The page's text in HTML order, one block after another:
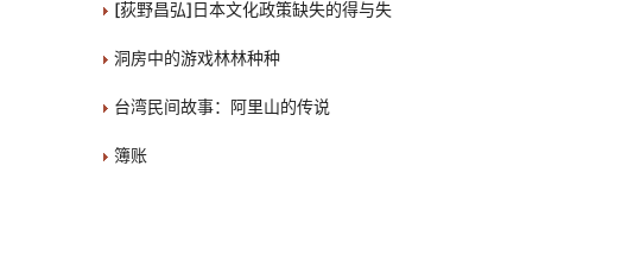
[荻野昌弘]日本文化政策缺失的得与失
洞房中的游戏林林种种
台湾民间故事：阿里山的传说
簿账